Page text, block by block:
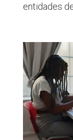
entidades